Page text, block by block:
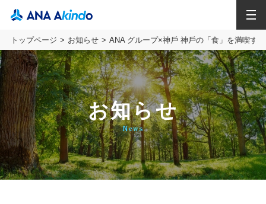
トップページ お知らせ ANA グループ×神戶 神戶の「食」を満喫す
お知らせ
News